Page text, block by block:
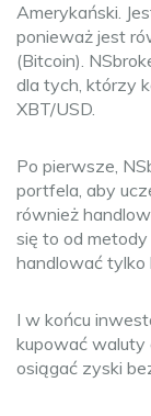
Amerykański.
ponieważ jest
(Bitcoin).
dla tych, którzy
XBT/USD.
Po pierwsze,
portfela, aby
również
się to od
handlować
I w końcu
kupować waluty
osiągać zyski